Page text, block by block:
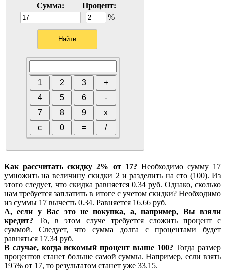
Сумма:
Процент:
%
Как рассчитать скидку 2% от 17? Необходимо сумму 17
умножить на величину скидки 2 и разделить на сто (100). Из
этого следует, что скидка равняется 0.34 руб. Однако, сколько
нам требуется заплатить в итоге с учетом скидки? Необходимо
из суммы 17 вычесть 0.34. Равняется 16.66 руб.
А, если у Вас это не покупка, а, например, Вы взяли
кредит? То, в этом случе требуется сложить процент с
суммой. Следует, что сумма долга с процентами будет
равняться 17.34 руб.
В случае, когда искомый процент выше 100? Тогда размер
процентов станет больше самой суммы. Например, если взять
195% от 17, то результатом станет уже 33.15.